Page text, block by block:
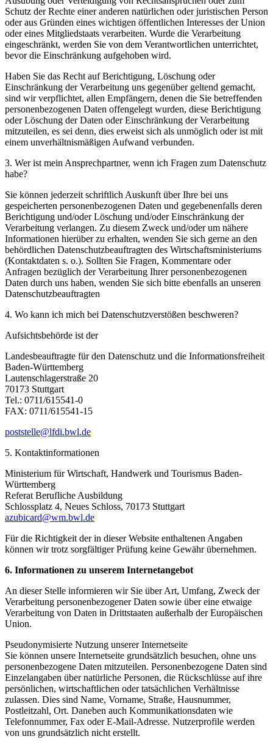
Schutz der Rechte einer anderen natürlichen oder juristischen Person
oder aus Gründen eines wichtigen öffentlichen Interesses der Union
oder eines Mitgliedstaats verarbeiten. Wurde die Verarbeitung
eingeschränkt, werden Sie von dem Verantwortlichen unterrichtet,
bevor die Einschränkung aufgehoben wird.
Haben Sie das Recht auf Berichtigung, Löschung oder
Einschränkung der Verarbeitung uns gegenüber geltend gemacht,
sind wir verpflichtet, allen Empfängern, denen die Sie betreffenden
personenbezogenen Daten offengelegt wurden, diese Berichtigung
oder Löschung der Daten oder Einschränkung der Verarbeitung
mitzuteilen, es sei denn, dies erweist sich als unmöglich oder ist mit
einem unverhältnismäßigen Aufwand verbunden.
3. Wer ist mein Ansprechpartner, wenn ich Fragen zum Datenschutz
habe?
Sie können jederzeit schriftlich Auskunft über Ihre bei uns
gespeicherten personenbezogenen Daten und gegebenenfalls deren
Berichtigung und/oder Löschung und/oder Einschränkung der
Verarbeitung verlangen. Zu diesem Zweck und/oder um nähere
Informationen hierüber zu erhalten, wenden Sie sich gerne an den
behördlichen Datenschutzbeauftragten des Wirtschaftsministeriums
(Kontaktdaten s. o.). Sollten Sie Fragen, Kommentare oder
Anfragen bezüglich der Verarbeitung Ihrer personenbezogenen
Daten durch uns haben, wenden Sie sich bitte ebenfalls an unseren
Datenschutzbeauftragten
4. Wo kann ich mich bei Datenschutzverstößen beschweren?
Aufsichtsbehörde ist der
Landesbeauftragte für den Datenschutz und die Informationsfreiheit
Baden-Württemberg
Lautenschlagerstraße 20
70173 Stuttgart
Tel.: 0711/615541-0
FAX: 0711/615541-15
poststelle@lfdi.bwl.de
5. Kontaktinformationen
Ministerium für Wirtschaft, Handwerk und Tourismus Baden-
Württemberg
Referat Berufliche Ausbildung
Schlossplatz 4, Neues Schloss, 70173 Stuttgart
azubicard@wm.bwl.de
Für die Richtigkeit der in dieser Website enthaltenen Angaben
können wir trotz sorgfältiger Prüfung keine Gewähr übernehmen.
6. Informationen zu unserem Internetangebot
An dieser Stelle informieren wir Sie über Art, Umfang, Zweck der
Verarbeitung personenbezogener Daten sowie über eine etwaige
Verarbeitung von Daten in Drittstaaten außerhalb der Europäischen
Union.
Pseudonymisierte Nutzung unserer Internetseite
Sie können unsere Internetseite grundsätzlich besuchen, ohne uns
personenbezogene Daten mitzuteilen. Personenbezogene Daten sind
Einzelangaben über natürliche Personen, die Rückschlüsse auf ihre
persönlichen, wirtschaftlichen oder tatsächlichen Verhältnisse
zulassen. Dies sind Name, Vorname, Straße, Hausnummer,
Postleitzahl, Ort. Daneben auch Kommunikationsdaten wie
Telefonnummer, Fax oder E-Mail-Adresse. Nutzerprofile werden
von uns grundsätzlich nicht erstellt.